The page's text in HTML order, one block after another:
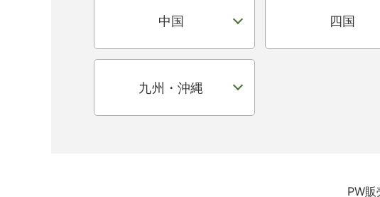
中国 四国
九州・沖縄
PW